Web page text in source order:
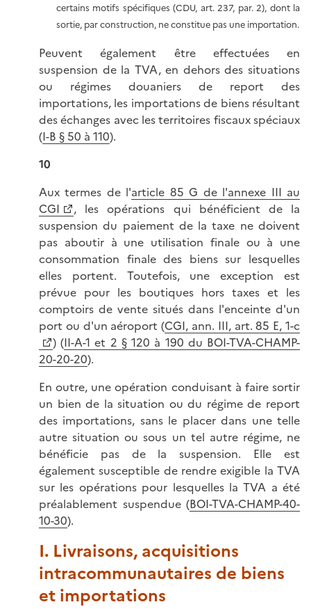
certains motifs spécifiques (CDU, art. 237, par. 2), dont la
sortie, par construction, ne constitue pas une importation.
Peuvent également être effectuées en
suspension de la TVA, en dehors des situations
ou régimes douaniers de report des
importations, les importations de biens résultant
des échanges avec les territoires fiscaux spéciaux
(I-B § 50 à 110).
10
Aux termes de l'article 85 G de l'annexe III au
CGI
, les opérations qui bénéficient de la
suspension du paiement de la taxe ne doivent
pas aboutir à une utilisation finale ou à une
consommation finale des biens sur lesquelles
elles portent. Toutefois, une exception est
prévue pour les boutiques hors taxes et les
comptoirs de vente situés dans l'enceinte d'un
port ou d'un aéroport (CGI, ann. III, art. 85 E, 1-c
) (II-A-1 et 2 § 120 à 190 du BOI-TVA-CHAMP-
20-20-20).
En outre, une opération conduisant à faire sortir
un bien de la situation ou du régime de report
des importations, sans le placer dans une telle
autre situation ou sous un tel autre régime, ne
bénéficie pas de la suspension. Elle est
également susceptible de rendre exigible la TVA
sur les opérations pour lesquelles la TVA a été
préalablement suspendue (BOI-TVA-CHAMP-40-
10-30).
I. Livraisons, acquisitions
intracommunautaires de biens
et importations